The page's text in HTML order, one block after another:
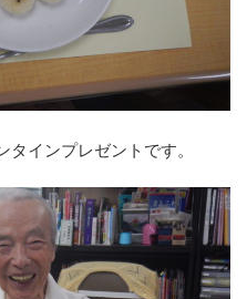
インプレゼントです。